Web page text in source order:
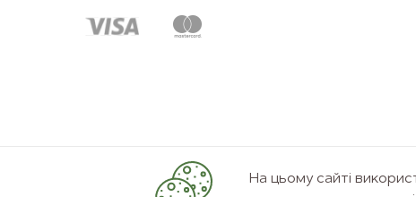
На цьому сайті